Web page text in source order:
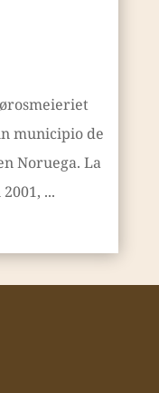
municipio de
Noruega. La
...